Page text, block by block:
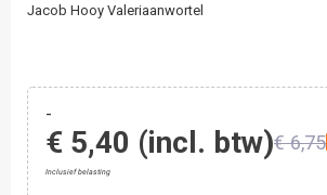
Jacob Hooy Valeriaanwortel
-
€ 5,40 (incl. btw)€ 6,75
Inclusief belasting